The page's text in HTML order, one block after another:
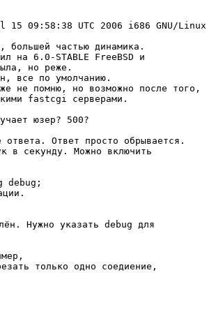
09:58:38 UTC 2006 i686 GNU/Linux
частью динамика.
на 6.0-STABLE FreeBSD и
но реже.
все по умолчанию.
не помню, но возможно после того,
fastcgi серверами.
Ответ просто обрывается.
в секунду. Можно включить
debug;
Нужно указать debug для
только одно соедиение,